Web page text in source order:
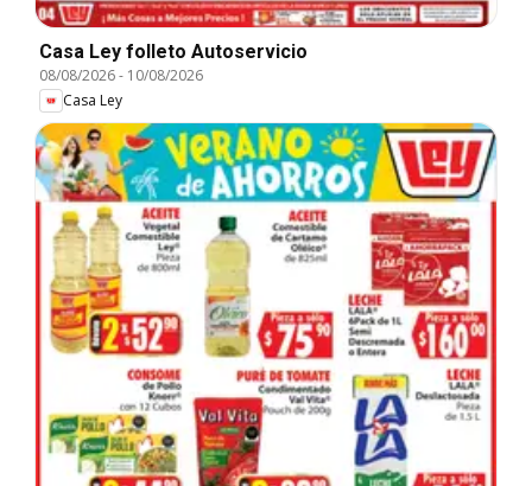
Casa Ley folleto Autoservicio
08/08/2026- 10/08/2026
Casa Ley